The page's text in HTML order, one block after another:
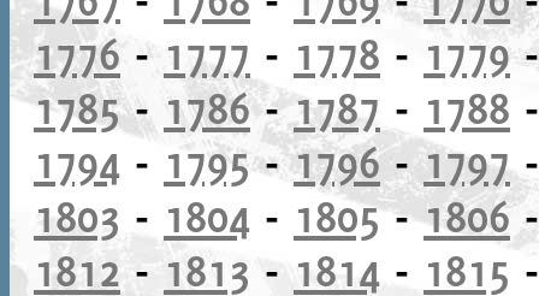
1776- 1777 - 1778 - 1779
1785- 1786-1787 - 1788
1794 - 1795-1796- 1797
1803 - 1804 - 1805-1806
1812 - 1813 - 1814 - 1815